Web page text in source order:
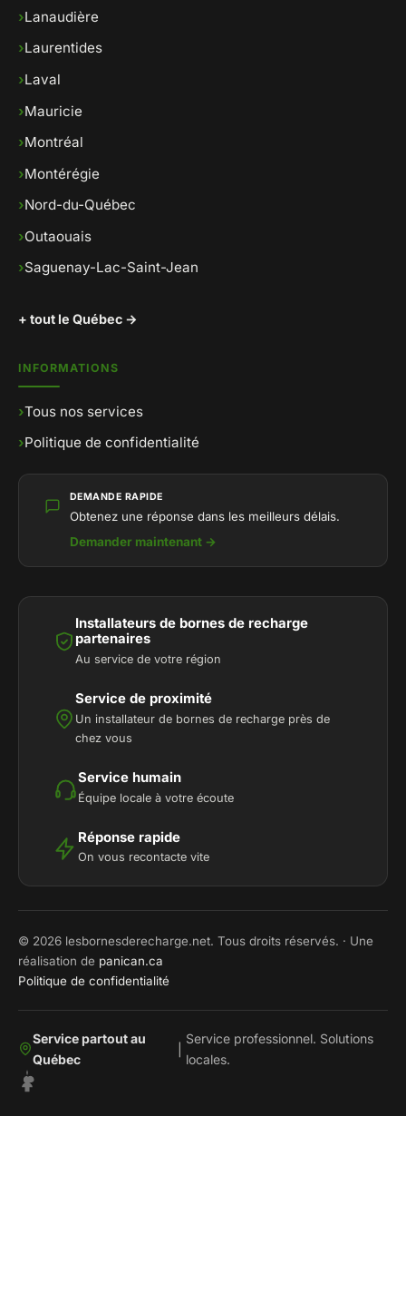
›Lanaudière
›Laurentides
›Laval
›Mauricie
›Montréal
›Montérégie
›Nord-du-Québec
›Outaouais
›Saguenay-Lac-Saint-Jean
+ tout le Québec →
INFORMATIONS
›Tous nos services
›Politique de confidentialité
DEMANDE RAPIDE
Obtenez une réponse dans les meilleurs délais.
Demander maintenant →
Installateurs de bornes de recharge
partenaires
Au service de votre région
Service de proximité
Un installateur de bornes de recharge près de
chez vous
Service humain
Équipe locale à votre écoute
Réponse rapide
On vous recontacte vite
© 2026 lesbornesderecharge.net. Tous droits réservés. · Une
réalisation de panican.ca
Politique de confidentialité
Service partout au
Québec
Service professionnel. Solutions
locales.